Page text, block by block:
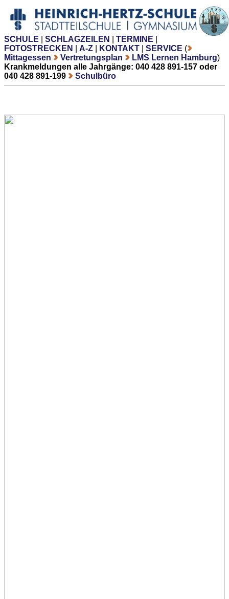
SCHULE SCHLAGZEILEN TERMINE
FOTOSTRECKEN
A-Z KONTAKT SERVICE (
Mittagessen
Vertretungsplan LMS Lernen Hamburg)
Krankmeldungen alle Jahrgänge: 040 428 891-157 oder
040 428 891-199
Schulbüro